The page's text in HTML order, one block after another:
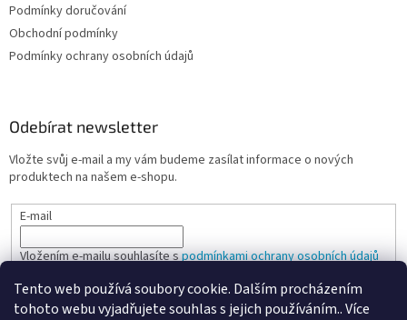
Tento web používá soubory cookie. Dalším procházením
tohoto webu vyjadřujete souhlas s jejich používáním.. Více
Podmínky doručování
Obchodní podmínky
Podmínky ochrany osobních údajů
Odebírat newsletter
Vložte svůj e-mail a my vám budeme zasílat informace o nových
produktech na našem e-shopu.
E-mail
Vložením e-mailu souhlasíte spodmínkami ochrany osobních údajů
PŘIHLÁSIT SE